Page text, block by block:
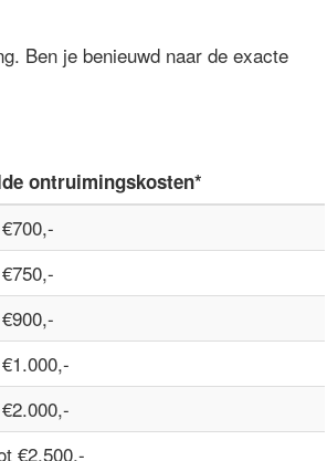
Ben je benieuwd naar de exacte
ontruimingskosten*
€2.500,-